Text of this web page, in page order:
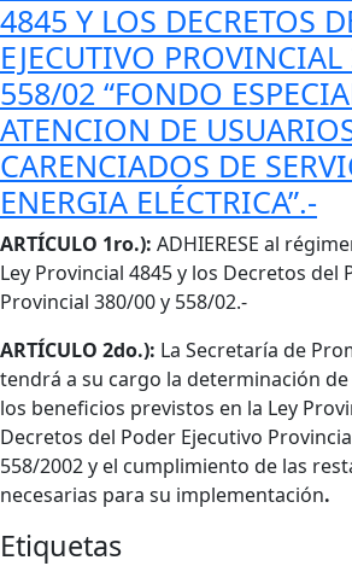
4845 Y LOS DECRETOS
EJECUTIVO
558/02 “FONDO
ATENCION DE
CARENCIADOS DE
ENERGIA ELÉCTRICA”.-
Cuerpo
ARTÍCULO 1ro.): ADHIERESE al
Ley Provincial 4845 y los Decretos del
Provincial 380/00 y 558/02.-
ARTÍCULO 2do.): La Secretaría de
tendrá a su cargo la determinación
los beneficios previstos en la Ley
Decretos del Poder Ejecutivo
558/2002 y el cumplimiento de las
necesarias para su implementación.
Etiquetas